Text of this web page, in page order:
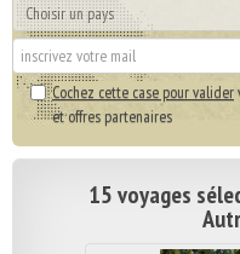
Cochez cette case pour valider
et offres partenaires
15 voyages